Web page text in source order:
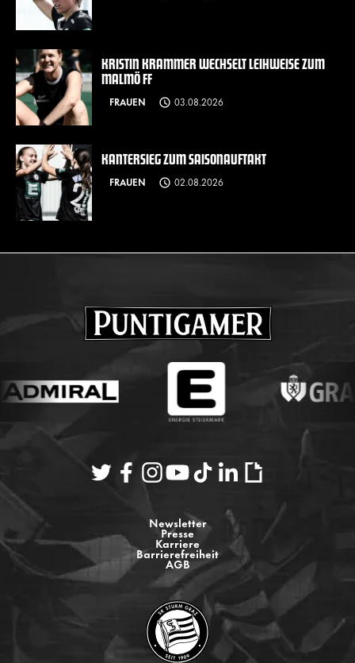
KRISTIN KRAMMER WECHSELT LEIHWEISE ZUM
MALMÖ FF
FRAUEN 03.08.2026
KANTERSIEG ZUM SAISONAUFTAKT
FRAUEN 02.08.2026
Newsletter
Presse
Karriere
Barrierefreiheit
AGB